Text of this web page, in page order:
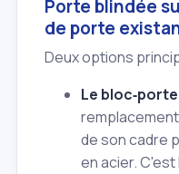
Porte blindée
de porte
Deux options
Le
de son cadre
en acier. C'est